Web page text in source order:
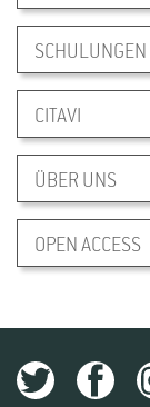
SCHULUNGEN
CITAVI
ÜBER UNS
OPEN ACCESS